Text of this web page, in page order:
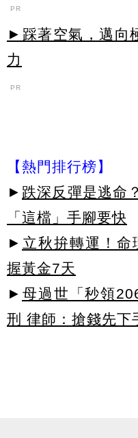
PR
►踩著空氣，邁向
力
PR
【熱門排行榜】
► 跌深反彈是逃命
「這檔」手腳要快
► 立秋拚轉運！
握黃金7天
► 母過世「秒領
刑 律師：搶錢先下